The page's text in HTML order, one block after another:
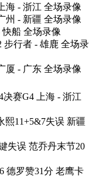
海 - 浙江 全场录像
州 - 新疆 全场录像
船 全场录像
步行者 - 雄鹿 全场录
厦 - 广东 全场录像
决赛G4 上海 - 浙江
熙11+5&7失误 新疆
失误 范乔丹末节20
德罗赞31分 老鹰卡